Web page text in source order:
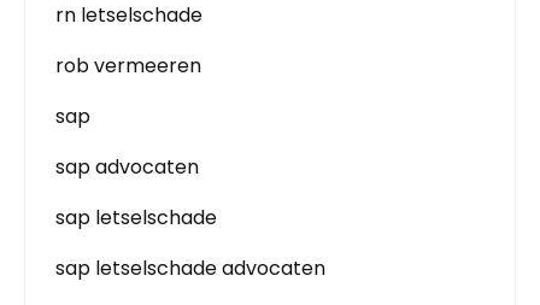
rn letselschade
rob vermeeren
sap
sap advocaten
sap letselschade
sap letselschade advocaten